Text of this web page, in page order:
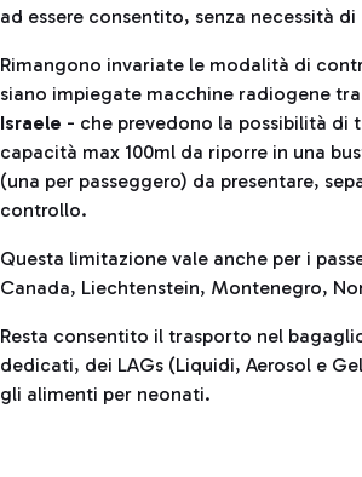
ad essere consentito, senza necessità
Rimangono invariate le modalità di
siano impiegate macchine radiogene
Israele - che prevedono la possibilità
capacità max 100ml da riporre in una
(una per passeggero) da presentare,
controllo.
Questa limitazione vale anche per i
Canada, Liechtenstein, Montenegro,
Resta consentito il trasporto nel
dedicati, dei LAGs (Liquidi, Aerosol e
gli alimenti per neonati.